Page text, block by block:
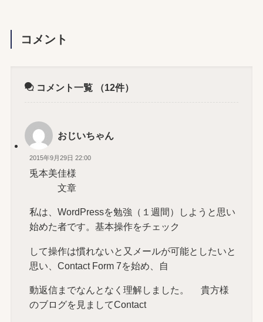
コメント
コメント一覧 （12件）
おじいちゃん
2015年9月29日 22:00
兎本美佳様
文章
私は、WordPressを勉強（１週間）しようと思い
始めた者です。基本操作をチェック
して操作は慣れないと又メールが可能としたいと
思い、Contact Form 7を始め、自
動返信までなんとなく理解しました。 貴方様
のブログを見ましてContact